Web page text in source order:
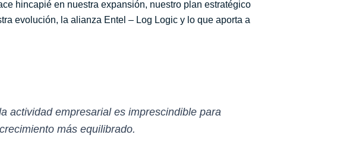
hincapié en nuestra expansión, nuestro plan estratégico
evolución, la alianza Entel – Log Logic y lo que aporta a
actividad empresarial es imprescindible para
más equilibrado.